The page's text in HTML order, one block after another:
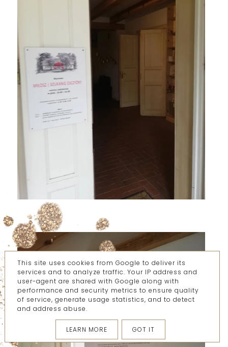
This site uses cookies from Google to deliver its
services and to analyze traffic. Your IP address and
user-agent are shared with Google along with
performance and security metrics to ensure quality
of service, generate usage statistics, and to detect
and address abuse.
LEARN MORE GOT IT